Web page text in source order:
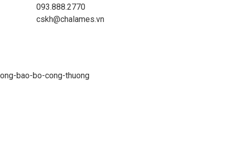
093.888.2770
cskh@chalames.vn